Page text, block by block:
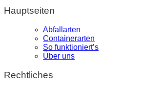
Hauptseiten
Abfallarten
Containerarten
So funktioniert’s
Über uns
Rechtliches